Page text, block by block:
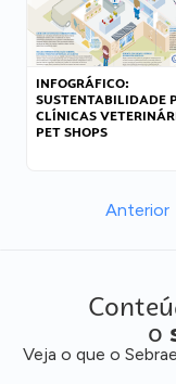
INFOGRÁFICO:
SUSTENTABILIDADE
CLÍNICAS
PET SHOPS
Anterior
o
Veja o que o